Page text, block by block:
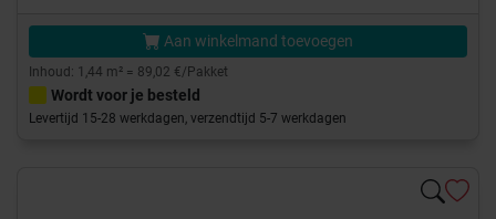
Aan winkelmand toevoegen
Inhoud: 1,44 m² = 89,02 €/Pakket
Wordt voor je besteld
Levertijd 15-28 werkdagen, verzendtijd 5-7 werkdagen